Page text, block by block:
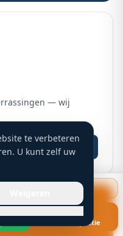
— wij
starten
Gratis inspectie
te verbeteren
U kunt zelf uw